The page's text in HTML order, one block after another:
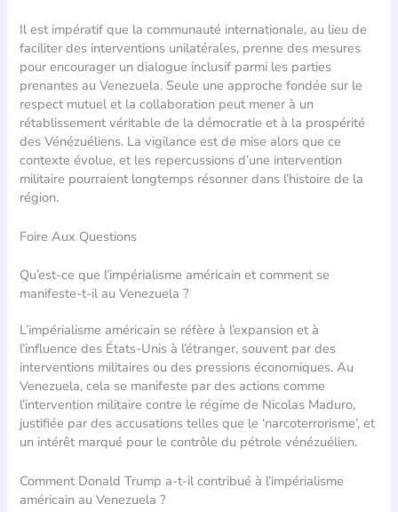
Il est impératif que la communauté internationale, au lieu de
faciliter des interventions unilatérales, prenne des mesures
pour encourager un dialogue inclusif parmi les parties
prenantes au Venezuela. Seule une approche fondée sur le
respect mutuel et la collaboration peut mener à un
rétablissement véritable de la démocratie et à la prospérité
des Vénézuéliens. La vigilance est de mise alors que ce
contexte évolue, et les repercussions d’une intervention
militaire pourraient longtemps résonner dans l’histoire de la
région.
Foire Aux Questions
Qu’est-ce que l’impérialisme américain et comment se
manifeste-t-il au Venezuela ?
L’impérialisme américain se réfère à l’expansion et à
l’influence des États-Unis à l’étranger, souvent par des
interventions militaires ou des pressions économiques. Au
Venezuela, cela se manifeste par des actions comme
l’intervention militaire contre le régime de Nicolas Maduro,
justifiée par des accusations telles que le ‘narcoterrorisme’, et
un intérêt marqué pour le contrôle du pétrole vénézuélien.
Comment Donald Trump a-t-il contribué à l’impérialisme
américain au Venezuela ?